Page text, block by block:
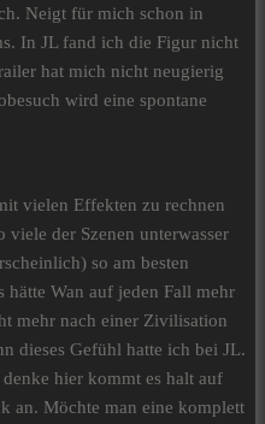
Neigt für mich schon in
In JL fand ich die Figur nicht
hat mich nicht neugierig
wird eine spontane
vielen Effekten zu rechnen
der Szenen unterwasser
so am besten
hätte Wan auf jeden Fall mehr
mehr nach einer Zivilisation
dieses Gefühl hatte ich bei JL.
hier kommt es halt auf
an. Möchte man eine komplett